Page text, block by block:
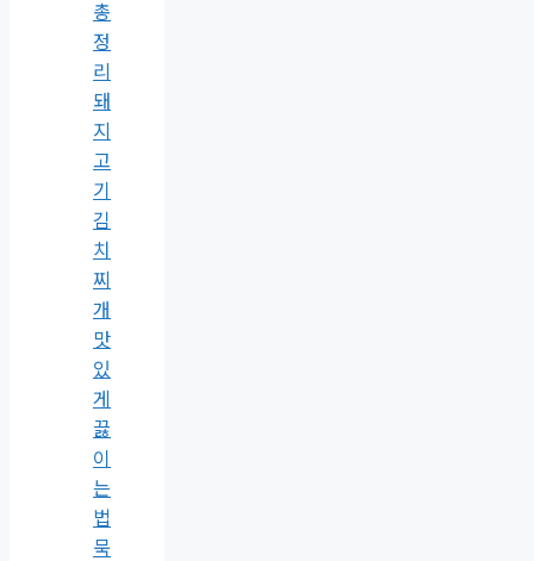
총
정
리
돼
지
고
기
김
치
찌
개
맛
있
게
끓
이
는
법
묵